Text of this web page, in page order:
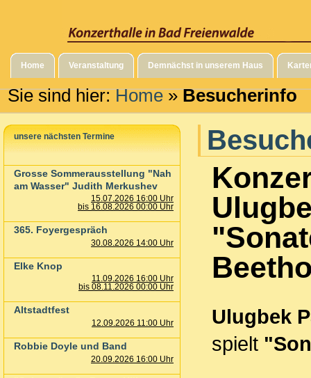
Home Veranstaltung Demnächst in unserem Haus
Sie sind hier:Home»Besucherinfo
unsere nächsten Termine
Grosse Sommerausstellung "Nah
am Wasser" Judith Merkushev
15.07.2026 16:00 Uhr
bis 16.08.2026 00:00 Uhr
365. Foyergespräch
30.08.2026 14:00 Uhr
Elke Knop
11.09.2026 16:00 Uhr
bis 08.11.2026 00:00 Uhr
Altstadtfest
12.09.2026 11:00 Uhr
Robbie Doyle und Band
20.09.2026 16:00 Uhr
Ulugbek
spielt